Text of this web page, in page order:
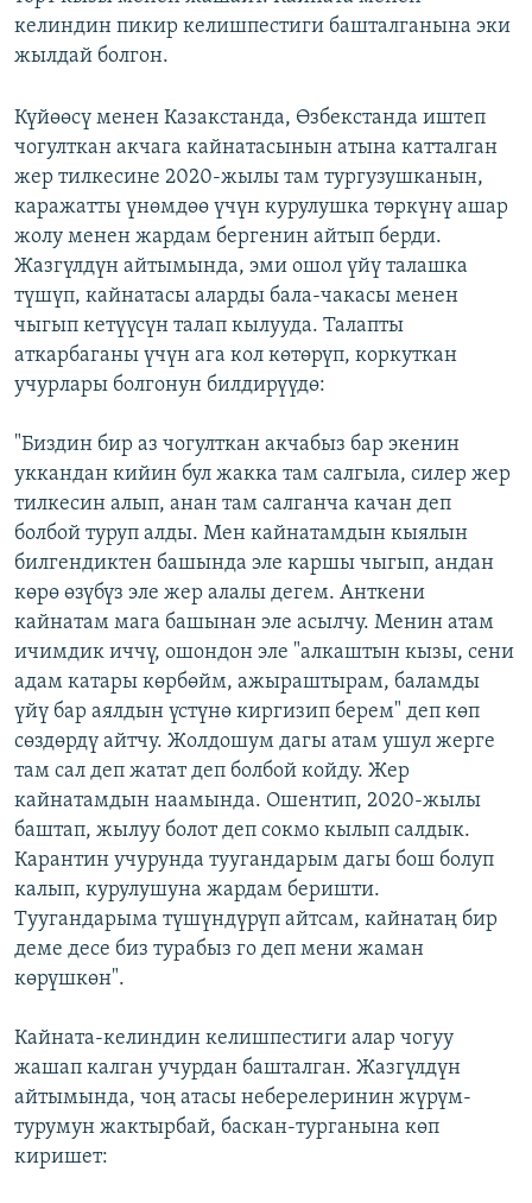
келиндин пикир келишпестиги башталганына эки
жылдай болгон.
Күйөөсү менен Казакстанда, Өзбекстанда иштеп
чогулткан акчага кайнатасынын атына катталган
жер тилкесине 2020-жылы там тургузушканын,
каражатты үнөмдөө үчүн курулушка төркүнү ашар
жолу менен жардам бергенин айтып берди.
Жазгүлдүн айтымында, эми ошол үйү талашка
түшүп, кайнатасы аларды бала-чакасы менен
чыгып кетүүсүн талап кылууда. Талапты
аткарбаганы үчүн ага кол көтөрүп, коркуткан
учурлары болгонун билдирүүдө:
"Биздин бир аз чогулткан акчабыз бар экенин
уккандан кийин бул жакка там салгыла, силер жер
тилкесин алып, анан там салганча качан деп
болбой туруп алды. Мен кайнатамдын кыялын
билгендиктен башында эле каршы чыгып, андан
көрө өзүбүз эле жер алалы дегем. Анткени
кайнатам мага башынан эле асылчу. Менин атам
ичимдик иччү, ошондон эле "алкаштын кызы, сени
адам катары көрбөйм, ажыраштырам, баламды
үйү бар аялдын үстүнө киргизип берем" деп көп
сөздөрдү айтчу. Жолдошум дагы атам ушул жерге
там сал деп жатат деп болбой койду. Жер
кайнатамдын наамында. Ошентип, 2020-жылы
баштап, жылуу болот деп сокмо кылып салдык.
Карантин учурунда туугандарым дагы бош болуп
калып, курулушуна жардам беришти.
Туугандарыма түшүндүрүп айтсам, кайнатаң бир
деме десе биз турабыз го деп мени жаман
көрүшкөн".
Кайната-келиндин келишпестиги алар чогуу
жашап калган учурдан башталган. Жазгүлдүн
айтымында, чоң атасы неберелеринин жүрүм-
турумун жактырбай, баскан-турганына көп
киришет: